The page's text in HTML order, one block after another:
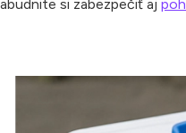
si zabezpečiť aj